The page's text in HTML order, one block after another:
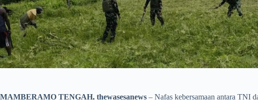
MAMBERAMO TENGAH, thewasesanews – Nafas kebersamaan antara TNI